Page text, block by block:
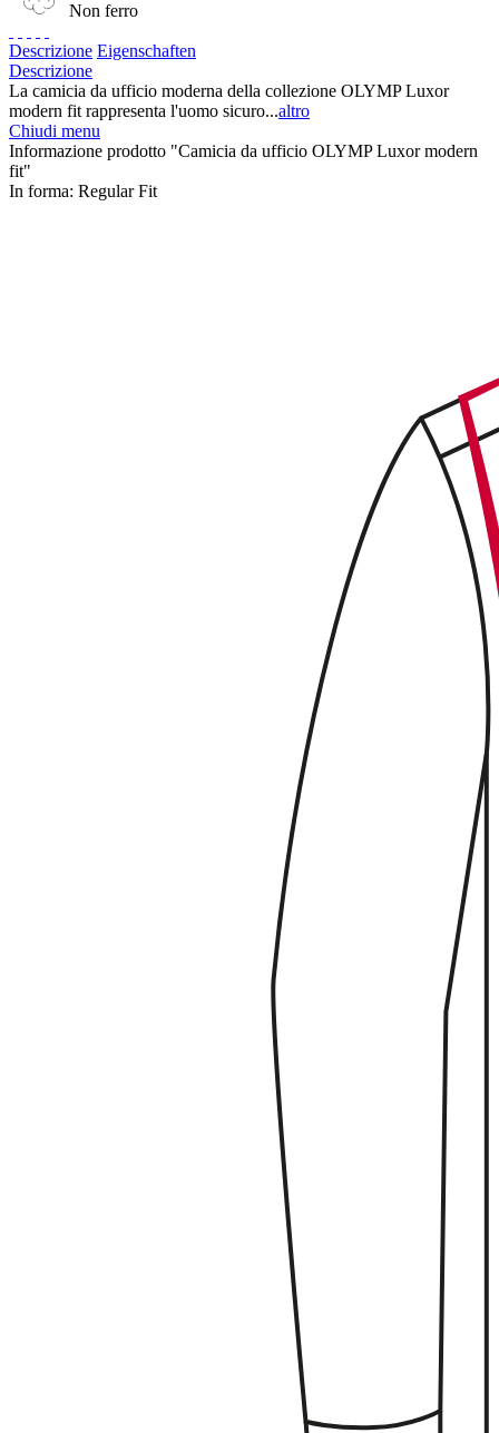
Non ferro
Descrizione Eigenschaften
Descrizione
La camicia da ufficio moderna della collezione OLYMP Luxor
modern fit rappresenta l'uomo sicuro...altro
Chiudi menu
Informazione prodotto "Camicia da ufficio OLYMP Luxor modern
fit"
In forma: Regular Fit